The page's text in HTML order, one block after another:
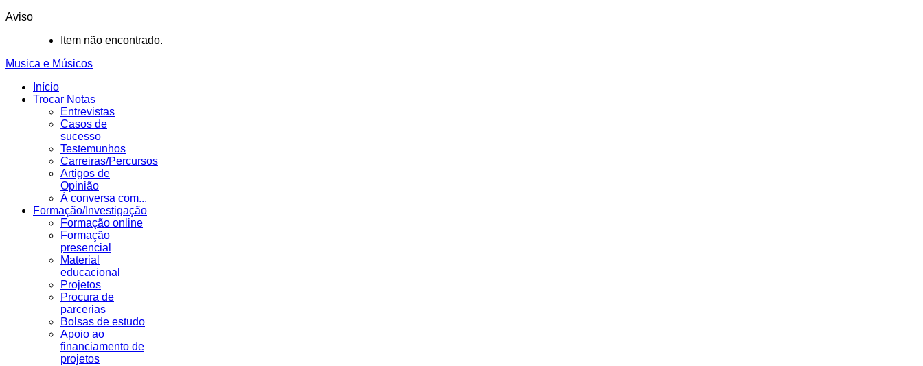
Aviso
Item não encontrado.
Musica e Músicos
Início
Trocar Notas
Entrevistas
Casos de
sucesso
Testemunhos
Carreiras/Percursos
Artigos de
Opinião
Á conversa com...
Formação/Investigação
Formação online
Formação
presencial
Material
educacional
Projetos
Procura de
parcerias
Bolsas de estudo
Apoio ao
financiamento de
projetos